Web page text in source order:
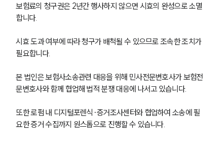
보험료의 청구권은 2년간 행사하지 않으면 시효의 완성으로 소멸
합니다.
시효 도과 여부에 따라 청구가 배척될 수 있으므로 조속한 조치가
필요합니다.
본 법인은 보험사소송관련 대응을 위해 민사전문변호사가 보험전
문변호사와 함께 협업해 법적 분쟁 대응에 나서고 있습니다.
또한 로펌 내 디지털포렌식·증거조사센터와 협업하여 소송에 필
요한 증거 수집까지 원스톱으로 진행할 수 있습니다.